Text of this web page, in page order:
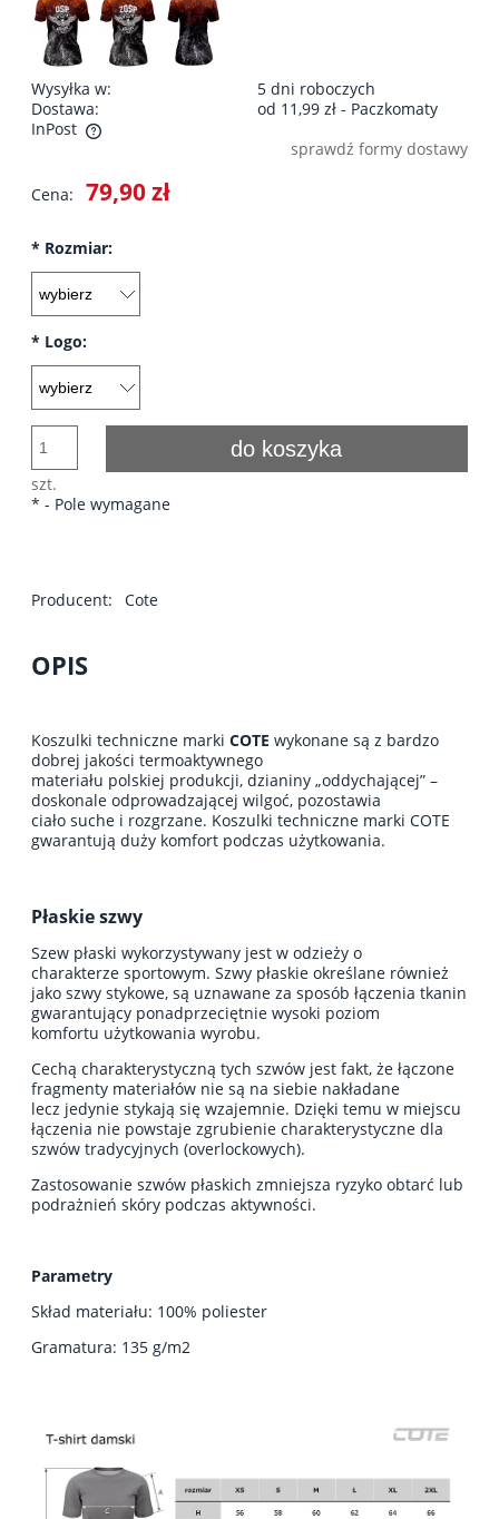
Wysyłka w:
5 dni roboczych
Dostawa:
od 11,99 zł - Paczkomaty
InPost
Cena nie zawiera ewentualnych kosztów płatności
sprawdź formy dostawy
Cena: 79,90 zł
* Rozmiar:
* Logo:
szt.
do koszyka
* - Pole wymagane
Producent: Cote
OPIS
Koszulki techniczne marki COTE wykonane są z bardzo
dobrej jakości termoaktywnego
materiału polskiej produkcji, dzianiny „oddychającej” –
doskonale odprowadzającej wilgoć, pozostawia
ciało suche i rozgrzane. Koszulki techniczne marki COTE
gwarantują duży komfort podczas użytkowania.
Płaskie szwy
Szew płaski wykorzystywany jest w odzieży o
charakterze sportowym. Szwy płaskie określane również
jako szwy stykowe, są uznawane za sposób łączenia tkanin
gwarantujący ponadprzeciętnie wysoki poziom
komfortu użytkowania wyrobu.
Cechą charakterystyczną tych szwów jest fakt, że łączone
fragmenty materiałów nie są na siebie nakładane
lecz jedynie stykają się wzajemnie. Dzięki temu w miejscu
łączenia nie powstaje zgrubienie charakterystyczne dla
szwów tradycyjnych (overlockowych).
Zastosowanie szwów płaskich zmniejsza ryzyko obtarć lub
podrażnień skóry podczas aktywności.
Parametry
Skład materiału: 100% poliester
Gramatura: 135 g/m2